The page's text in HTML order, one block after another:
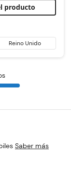
producto
Reino Unido
Saber más